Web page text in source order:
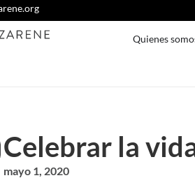
Quienes
Celebrar la
mayo 1, 2020